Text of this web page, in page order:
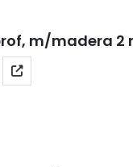
m/madera 2